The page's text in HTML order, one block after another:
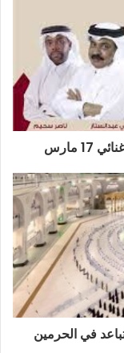
مارس
في الحرمين